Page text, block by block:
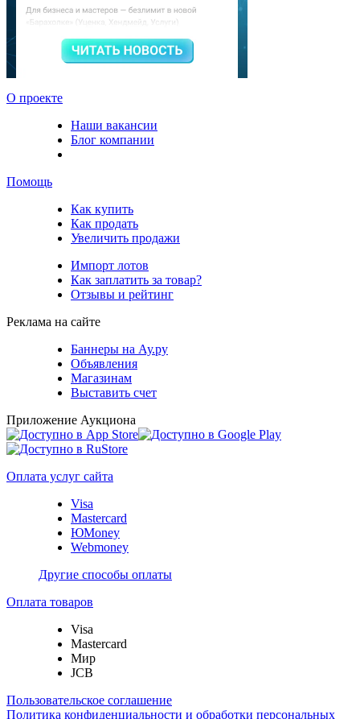
О проекте
Наши вакансии
Блог компании
Помощь
Как купить
Как продать
Увеличить продажи
Импорт лотов
Как заплатить за товар?
Отзывы и рейтинг
Реклама на сайте
Баннеры на Ау.ру
Объявления
Магазинам
Выставить счет
Приложение Аукциона
Оплата услуг сайта
Visa
Mastercard
ЮMoney
Webmoney
Другие способы оплаты
Оплата товаров
Visa
Mastercard
Мир
JCB
Пользовательское соглашение
Политика конфиденциальности и обработки персональных